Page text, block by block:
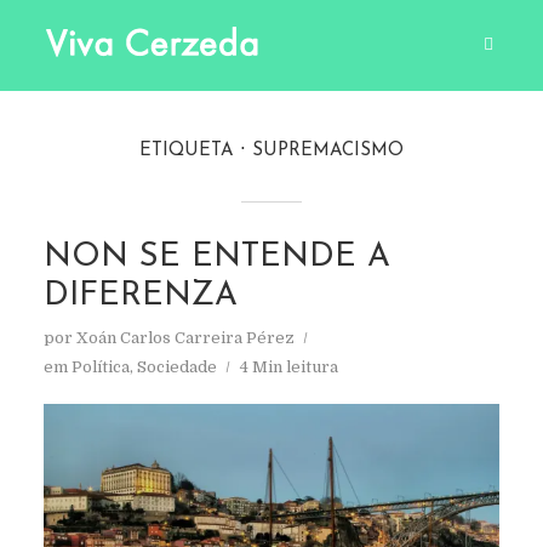
ETIQUETA SUPREMACISMO
NON SE ENTENDE A
DIFERENZA
por Xoán Carlos Carreira Pérez
em Política, Sociedade 4 Min leitura